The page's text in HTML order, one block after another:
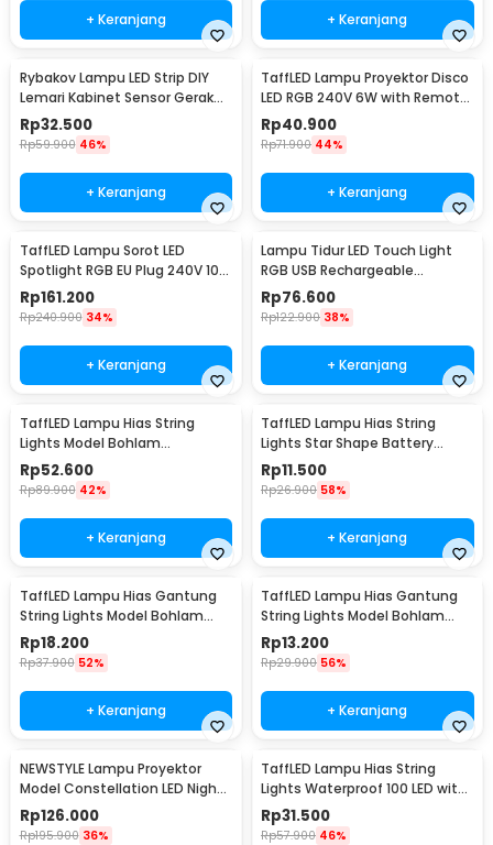
+ Keranjang + Keranjang
Rybakov Lampu LED Strip DIY
Lemari Kabinet Sensor Gerak
4.5W 1M - 2835
Rp32.500
Rp59.900 46%
+ Keranjang
TaffLED Lampu Proyektor Disco
LED RGB 240V 6W with Remote
Control - CY-LV-RG
Rp40.900
Rp71.900 44%
+ Keranjang
TaffLED Lampu Sorot LED
Spotlight RGB EU Plug 240V 10W
- L18RG
Rp161.200
Rp240.900 34%
+ Keranjang
Lampu Tidur LED Touch Light
RGB USB Rechargeable
1500mAh 5V 3W - F8-1
Rp76.600
Rp122.900 38%
+ Keranjang
TaffLED Lampu Hias String
Lights Model Bohlam
Waterproof 20 LED 5M - PD039
Rp52.600
Rp89.900 42%
+ Keranjang
TaffLED Lampu Hias String
Lights Star Shape Battery
Power 20 LED 3M - 2G11
Rp11.500
Rp26.900 58%
+ Keranjang
TaffLED Lampu Hias Gantung
String Lights Model Bohlam
Mini Waterproof 6M - ZYD0931
Rp18.200
Rp37.900 52%
+ Keranjang
TaffLED Lampu Hias Gantung
String Lights Model Bohlam
Mini Waterproof 3M - ZYD0931
Rp13.200
Rp29.900 56%
+ Keranjang
NEWSTYLE Lampu Proyektor
Model Constellation LED Night
Light 3W 5V - NL-USB
Rp126.000
Rp195.900 36%
TaffLED Lampu Hias String
Lights Waterproof 100 LED with
Solar Panel - M071
Rp31.500
Rp57.900 46%